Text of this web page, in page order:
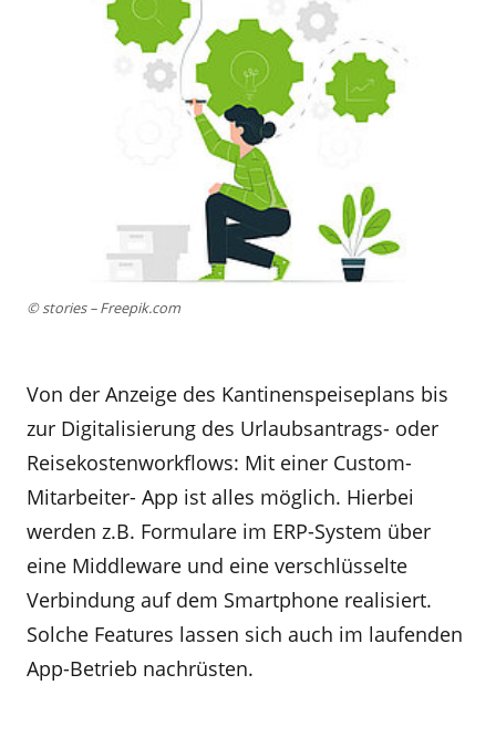
© stories – Freepik.com
Von der Anzeige des Kantinenspeiseplans bis
zur Digitalisierung des Urlaubsantrags- oder
Reisekostenworkflows: Mit einer Custom-
Mitarbeiter- App ist alles möglich. Hierbei
werden z.B. Formulare im ERP-System über
eine Middleware und eine verschlüsselte
Verbindung auf dem Smartphone realisiert.
Solche Features lassen sich auch im laufenden
App-Betrieb nachrüsten.